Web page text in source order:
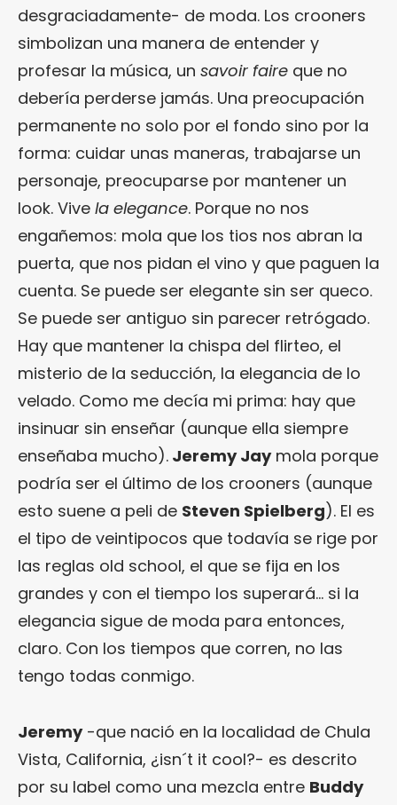
desgraciadamente- de moda. Los crooners
simbolizan una manera de entender y
profesar la música, un savoir faire que no
debería perderse jamás. Una preocupación
permanente no solo por el fondo sino por la
forma: cuidar unas maneras, trabajarse un
personaje, preocuparse por mantener un
look. Vive la elegance. Porque no nos
engañemos: mola que los tios nos abran la
puerta, que nos pidan el vino y que paguen la
cuenta. Se puede ser elegante sin ser queco.
Se puede ser antiguo sin parecer retrógado.
Hay que mantener la chispa del flirteo, el
misterio de la seducción, la elegancia de lo
velado. Como me decía mi prima: hay que
insinuar sin enseñar (aunque ella siempre
enseñaba mucho). Jeremy Jaymola porque
podría ser el último de los crooners (aunque
esto suene a peli de Steven Spielberg). El es
el tipo de veintipocos que todavía se rige por
las reglas old school, el que se fija en los
grandes y con el tiempo los superará… si la
elegancia sigue de moda para entonces,
claro. Con los tiempos que corren, no las
tengo todas conmigo.
Jeremy-que nació en la localidad de Chula
Vista, California, ¿isn´t it cool?- es descrito
por su label como una mezcla entre Buddy